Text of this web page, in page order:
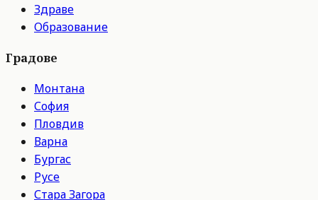
Здраве
Образование
Градове
Монтана
София
Пловдив
Варна
Бургас
Русе
Стара Загора